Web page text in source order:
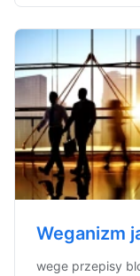
Weganizm
wege przepisy